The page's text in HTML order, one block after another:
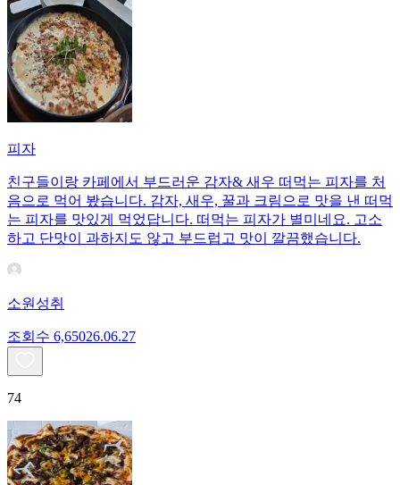
피자
친구들이랑 카페에서 부드러운 감자& 새우 떠먹는 피자를 처
음으로 먹어 봤습니다. 감자, 새우, 꿀과 크림으로 맛을 낸 떠먹
는 피자를 맛있게 먹었답니다. 떠먹는 피자가 별미네요. 고소
하고 단맛이 과하지도 않고 부드럽고 맛이 깔끔했습니다.
소원성취
조회수 6,65026.06.27
74